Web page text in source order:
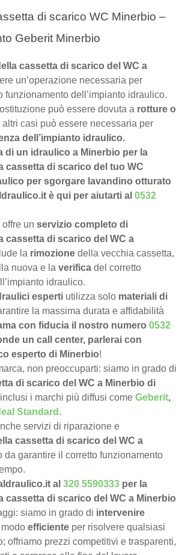
di scarico WC Minerbio –
Geberit Minerbio
cassetta di scarico del WC a
un’operazione necessaria per
funzionamento dell’impianto idraulico.
può essere dovuta a rotture o
altri casi può essere necessaria per
dell’impianto idraulico.
di un idraulico a Minerbio per la
cassetta di scarico del tuo WC
per sgorgare lavandino otturato
è qui per aiutarti al0532
offre unservizio completo di
cassetta di scarico del WC a
la rimozione della vecchia cassetta,
nuova e laverifica del corretto
idraulico.
esperti utilizza solo materiali di
la massima durata e affidabilità
con fiducia il nostro numero0532
un call center, parlerai con
esperto di Minerbio!
non preoccuparti: siamo in grado di
di scarico del WC a Minerbio di
i marchi più diffusi comeGeberit,
Standard .
servizi di riparazione e
cassetta di scarico del WC a
da garantire il corretto funzionamento
al320 5590333 per la
cassetta di scarico del WC a Minerbio
siamo in grado di intervenire
modoefficiente per risolvere qualsiasi
offriamo prezzi competitivi e trasparenti,